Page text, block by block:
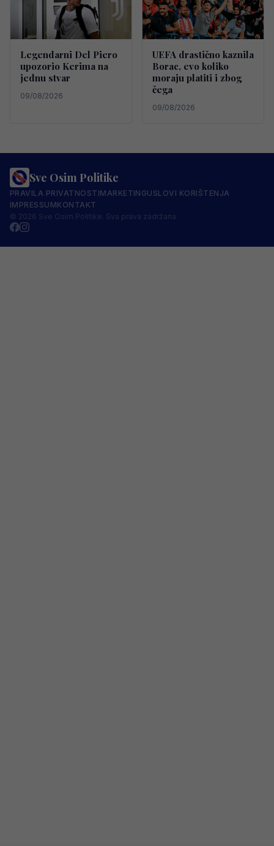
Legendarni Del Piero
upozorio Kerima na
jednu stvar
09/08/2026
UEFA drastično kaznila
Borac, evo koliko
moraju platiti i zbog
čega
09/08/2026
Sve Osim Politike
PRAVILA PRIVATNOSTIMARKETINGUSLOVI KORIŠTENJA
IMPRESSUMKONTAKT
© 2026 Sve Osim Politike. Sva prava zadržana.